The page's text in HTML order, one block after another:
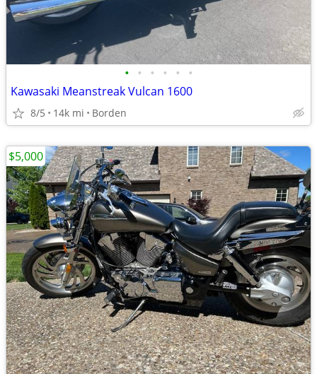
• • • • • •
Kawasaki Meanstreak Vulcan 1600
8/5 14k mi Borden
$5,000